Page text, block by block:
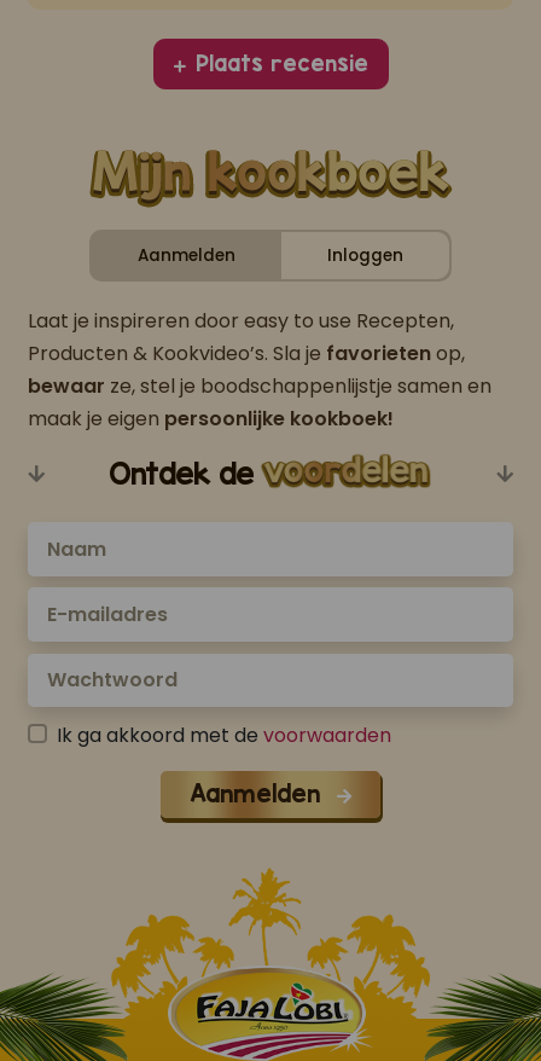
Plaats recensie
Aanmelden Inloggen
Laat je inspireren door easy to use Recepten,
Producten & Kookvideo’s. Sla je favorietenop,
bewaar ze, stel je boodschappenlijstje samen en
maak je eigen persoonlijke kookboek!
Ontdek de
Ik ga akkoord met de voorwaarden
Aanmelden